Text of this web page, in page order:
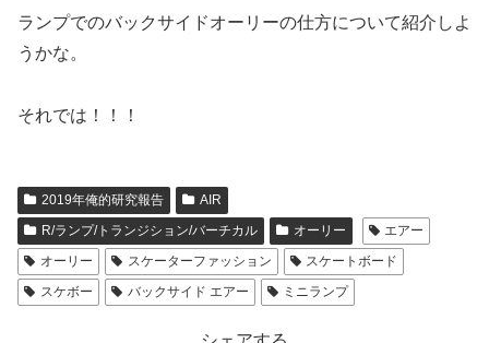
ランプでのバックサイドオーリーの仕方について紹介しよ
うかな。
それでは！！！
2019年俺的研究報告
AIR
R/ランプ/トランジション/バーチカル
オーリー
エアー
オーリー
スケーターファッション
スケートボード
スケボー
バックサイド エアー ミニランプ